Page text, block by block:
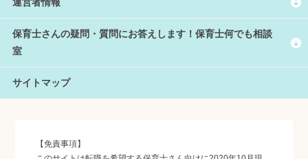
保育士さんの疑問・質問にお答えします！保育士何でも相談
室
サイトマップ
【免責事項】